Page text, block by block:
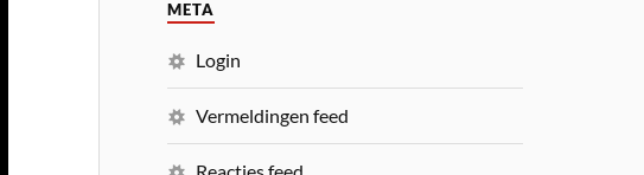
META
Login
Vermeldingen feed